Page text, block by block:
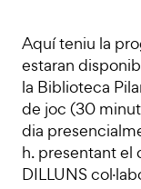
Aquí teniu la
estaran
la Biblioteca
de joc (30
dia
h. presentant el
DILLUNS